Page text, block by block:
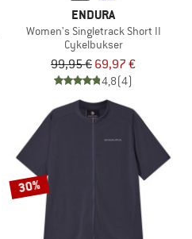
ENDURA
Women's Singletrack Short II
Cykelbukser
99,95 € 69,97 €
4,8(4)
30%